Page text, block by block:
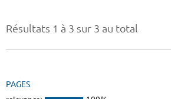
Résultats 1 à 3 sur 3 au total
PAGES